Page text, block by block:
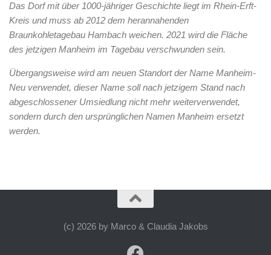
Das Dorf mit über 1000-jähriger Geschichte liegt im Rhein-Erft-
Kreis und muss ab 2012 dem herannahenden
Braunkohletagebau Hambach weichen. 2021 wird die Fläche
des jetzigen Manheim im Tagebau verschwunden sein.
Übergangsweise wird am neuen Standort der Name Manheim-
Neu verwendet, dieser Name soll nach jetzigem Stand nach
abgeschlossener Umsiedlung nicht mehr weiterverwendet,
sondern durch den ursprünglichen Namen Manheim ersetzt
werden.
(c) 2026 by Marco & Claudia Jakobs